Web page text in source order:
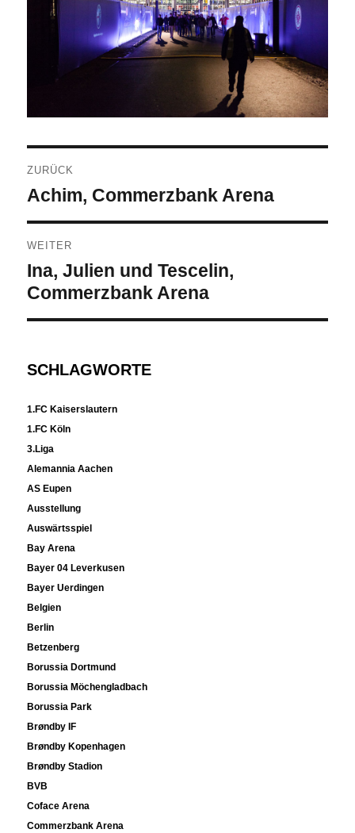
ZURÜCK
Vorheriger
Beitrag:
Achim, Commerzbank Arena
WEITER
Nächster
Beitrag:
Ina, Julien und Tescelin,
Commerzbank Arena
SCHLAGWORTE
1.FC Kaiserslautern
1.FC Köln
3.Liga
Alemannia Aachen
AS Eupen
Ausstellung
Auswärtsspiel
Bay Arena
Bayer 04 Leverkusen
Bayer Uerdingen
Belgien
Berlin
Betzenberg
Borussia Dortmund
Borussia Möchengladbach
Borussia Park
Brøndby IF
Brøndby Kopenhagen
Brøndby Stadion
BVB
Coface Arena
Commerzbank Arena